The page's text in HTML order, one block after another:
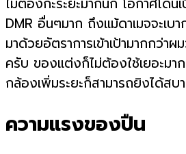
ไม่ต้องกะระยะมากนัก โอกาศโดน
DMR อื่นๆมาก ถึงแม้ดาเมจจะเบ
มาด้วยอัตราการเข้าเป้ามากกว่าผ
ครับ ของแต่งก็ไม่ต้องใช้เยอะมา
กล้องเพิ่มระยะก็สามารถยิงได้สบ
ความแรงของปืน